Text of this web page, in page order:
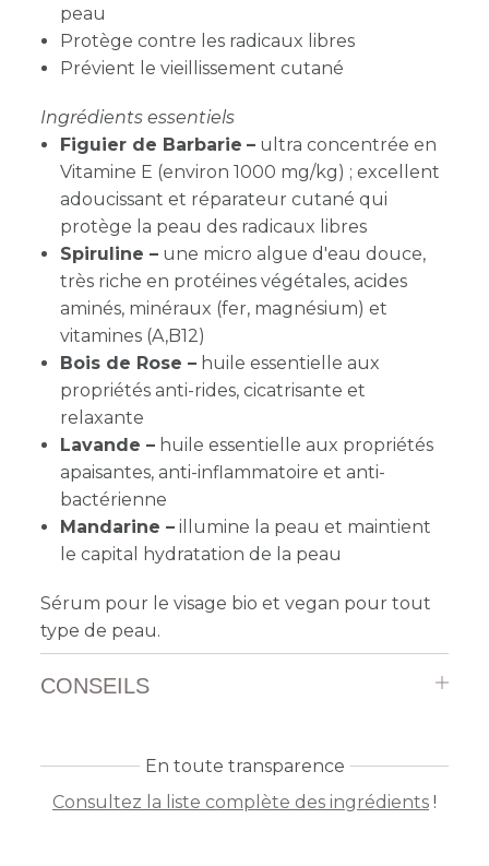
peau
Protège contre les radicaux libres
Prévient le vieillissement cutané
Ingrédients essentiels
Figuier de Barbarie – ultra concentrée en
Vitamine E (environ 1000 mg/kg) ; excellent
adoucissant et réparateur cutané qui
protège la peau des radicaux libres
Spiruline – une micro algue d'eau douce,
très riche en protéines végétales, acides
aminés, minéraux (fer, magnésium) et
vitamines (A,B12)
Bois de Rose – huile essentielle aux
propriétés anti-rides, cicatrisante et
relaxante
Lavande – huile essentielle aux propriétés
apaisantes, anti-inflammatoire et anti-
bactérienne
Mandarine – illumine la peau et maintient
le capital hydratation de la peau
Sérum pour le visage bio et vegan pour tout
type de peau.
CONSEILS
En toute transparence
Consultez la liste complète des ingrédients !